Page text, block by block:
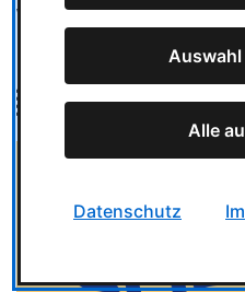
Webseite der SPIEL Essen
Bild
Alle
Datenschutz